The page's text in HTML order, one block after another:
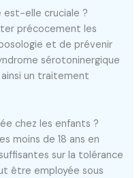
est-elle cruciale ?
précocement les
et de prévenir
sérotoninergique
ainsi un traitement
chez les enfants ?
moins de 18 ans en
sur la tolérance
être employée sous